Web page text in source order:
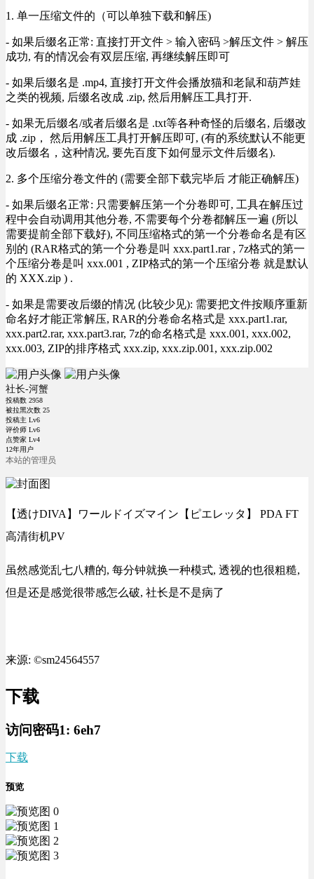
1. 单一压缩文件的（可以单独下载和解压)
- 如果后缀名正常: 直接打开文件 > 输入密码 >解压文件 > 解压
成功, 有的情况会有双层压缩, 再继续解压即可
- 如果后缀名是 .mp4, 直接打开文件会播放猫和老鼠和葫芦娃
之类的视频, 后缀名改成 .zip, 然后用解压工具打开.
- 如果无后缀名/或者后缀名是 .txt等各种奇怪的后缀名, 后缀改
成 .zip， 然后用解压工具打开解压即可, (有的系统默认不能更
改后缀名，这种情况, 要先百度下如何显示文件后缀名).
2. 多个压缩分卷文件的 (需要全部下载完毕后 才能正确解压)
- 如果后缀名正常: 只需要解压第一个分卷即可, 工具在解压过
程中会自动调用其他分卷, 不需要每个分卷都解压一遍 (所以
需要提前全部下载好), 不同压缩格式的第一个分卷命名是有区
别的 (RAR格式的第一个分卷是叫 xxx.part1.rar , 7z格式的第一
个压缩分卷是叫 xxx.001 , ZIP格式的第一个压缩分卷 就是默认
的 XXX.zip ) .
- 如果是需要改后缀的情况 (比较少见): 需要把文件按顺序重新
命名好才能正常解压, RAR的分卷命名格式是 xxx.part1.rar,
xxx.part2.rar, xxx.part3.rar, 7z的命名格式是 xxx.001, xxx.002,
xxx.003, ZIP的排序格式 xxx.zip, xxx.zip.001, xxx.zip.002
社长-河蟹
投稿数 2958
被拉黑次数 25
投稿主 Lv6
评价师 Lv6
点赞家 Lv4
12年用户
本站的管理员
【透けDIVA】ワールドイズマイン【ピエレッタ】 PDA FT
高清街机PV
虽然感觉乱七八糟的, 每分钟就换一种模式, 透视的也很粗糙,
但是还是感觉很带感怎么破, 社长是不是病了
来源: ©sm24564557
下载
访问密码1: 6eh7
下载
预览